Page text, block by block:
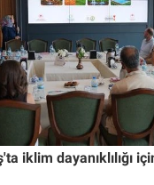
iklim dayanıklılığı